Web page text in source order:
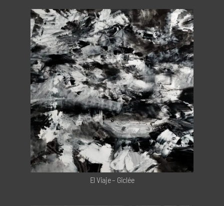
El Viaje – Giclée